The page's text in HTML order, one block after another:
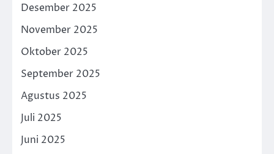
Desember 2025
November 2025
Oktober 2025
September 2025
Agustus 2025
Juli 2025
Juni 2025